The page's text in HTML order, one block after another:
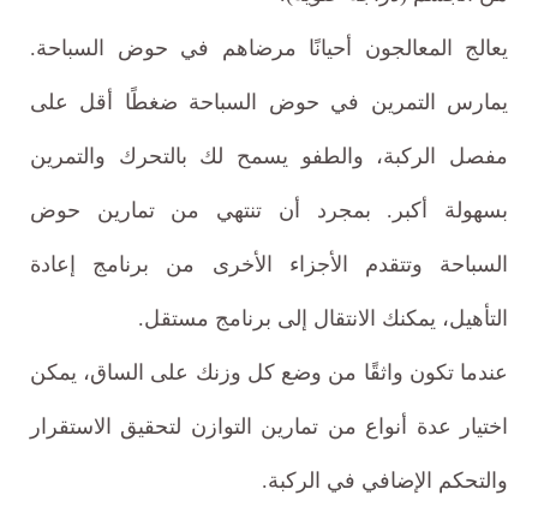
يعالج المعالجون أحيانًا مرضاهم في حوض السباحة.
يمارس التمرين في حوض السباحة ضغطًا أقل على
مفصل الركبة، والطفو يسمح لك بالتحرك والتمرين
بسهولة أكبر. بمجرد أن تنتهي من تمارين حوض
السباحة وتتقدم الأجزاء الأخرى من برنامج إعادة
التأهيل، يمكنك الانتقال إلى برنامج مستقل.
عندما تكون واثقًا من وضع كل وزنك على الساق، يمكن
اختيار عدة أنواع من تمارين التوازن لتحقيق الاستقرار
والتحكم الإضافي في الركبة.